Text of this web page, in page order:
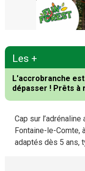
Les +
L'accrobranche
dépasser ! Prêts à
Cap sur
Fontaine-le-Comte,
adaptés dès 5 ans,